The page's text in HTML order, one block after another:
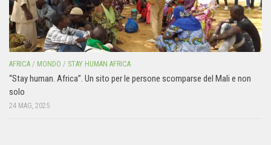
AFRICA / MONDO / STAY HUMAN AFRICA
“Stay human. Africa”. Un sito per le persone scomparse del Mali e non
solo
24 MAG, 2025